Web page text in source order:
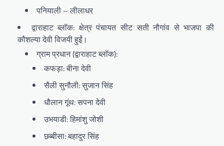
पनियाली – लीलाधर
द्वाराहाट ब्लॉक: क्षेत्र पंचायत सीट सती नौगांव से भाजपा की
कौशल्या देवी विजयी हुईं।
ग्राम प्रधान (द्वाराहाट ब्लॉक):
कफड़ा: बीना देवी
सैली सुनौली: सुजान सिंह
धौलान गूंथ: सपना देवी
उभयाडी: हिमांशु जोशी
छब्बीसा: बहादुर सिंह